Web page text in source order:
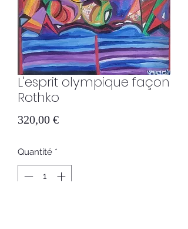
L'esprit olympique façon
Rothko
320,00 €Prix
Quantité *